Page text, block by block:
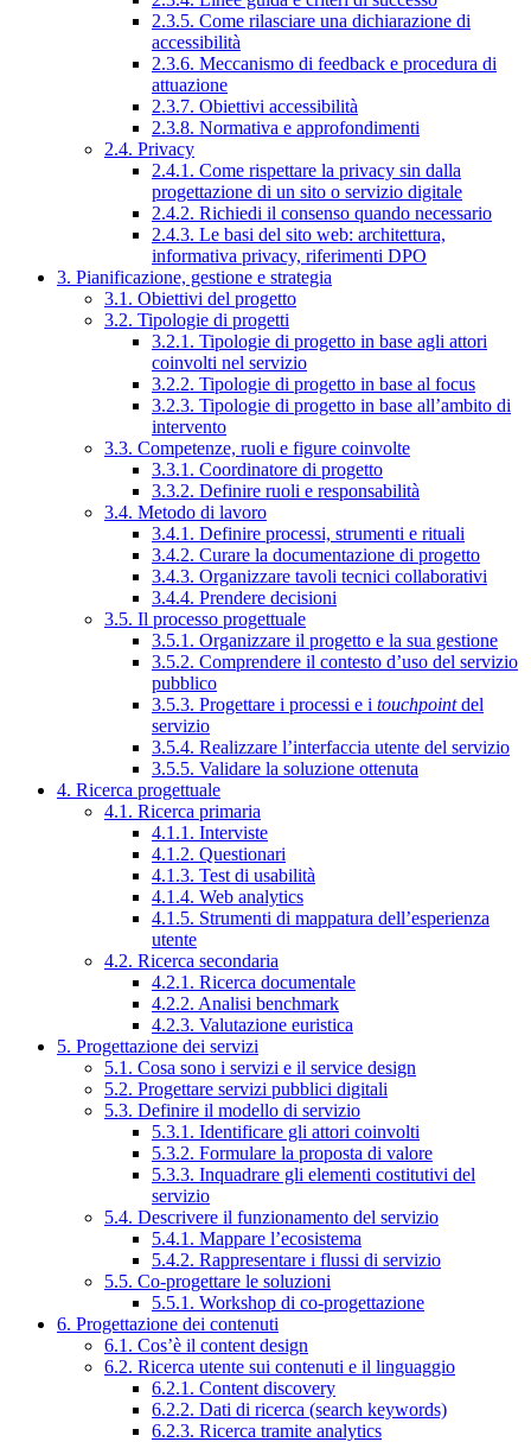
2.3.5. Come rilasciare una dichiarazione di
accessibilità
2.3.6. Meccanismo di feedback e procedura di
attuazione
2.3.7. Obiettivi accessibilità
2.3.8. Normativa e approfondimenti
2.4. Privacy
2.4.1. Come rispettare la privacy sin dalla
progettazione di un sito o servizio digitale
2.4.2. Richiedi il consenso quando necessario
2.4.3. Le basi del sito web: architettura,
informativa privacy, riferimenti DPO
3. Pianificazione, gestione e strategia
3.1. Obiettivi del progetto
3.2. Tipologie di progetti
3.2.1. Tipologie di progetto in base agli attori
coinvolti nel servizio
3.2.2. Tipologie di progetto in base al focus
3.2.3. Tipologie di progetto in base all’ambito di
intervento
3.3. Competenze, ruoli e figure coinvolte
3.3.1. Coordinatore di progetto
3.3.2. Definire ruoli e responsabilità
3.4. Metodo di lavoro
3.4.1. Definire processi, strumenti e rituali
3.4.2. Curare la documentazione di progetto
3.4.3. Organizzare tavoli tecnici collaborativi
3.4.4. Prendere decisioni
3.5. Il processo progettuale
3.5.1. Organizzare il progetto e la sua gestione
3.5.2. Comprendere il contesto d’uso del servizio
pubblico
3.5.3. Progettare i processi e i touchpointdel
servizio
3.5.4. Realizzare l’interfaccia utente del servizio
3.5.5. Validare la soluzione ottenuta
4. Ricerca progettuale
4.1. Ricerca primaria
4.1.1. Interviste
4.1.2. Questionari
4.1.3. Test di usabilità
4.1.4. Web analytics
4.1.5. Strumenti di mappatura dell’esperienza
utente
4.2. Ricerca secondaria
4.2.1. Ricerca documentale
4.2.2. Analisi benchmark
4.2.3. Valutazione euristica
5. Progettazione dei servizi
5.1. Cosa sono i servizi e il service design
5.2. Progettare servizi pubblici digitali
5.3. Definire il modello di servizio
5.3.1. Identificare gli attori coinvolti
5.3.2. Formulare la proposta di valore
5.3.3. Inquadrare gli elementi costitutivi del
servizio
5.4. Descrivere il funzionamento del servizio
5.4.1. Mappare l’ecosistema
5.4.2. Rappresentare i flussi di servizio
5.5. Co-progettare le soluzioni
5.5.1. Workshop di co-progettazione
6. Progettazione dei contenuti
6.1. Cos’è il content design
6.2. Ricerca utente sui contenuti e il linguaggio
6.2.1. Content discovery
6.2.2. Dati di ricerca (search keywords)
6.2.3. Ricerca tramite analytics